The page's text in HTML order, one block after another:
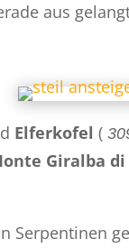
aus
Elferkofel (
Giralba
Serpentinen